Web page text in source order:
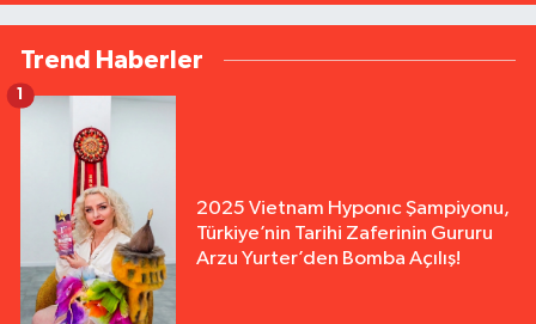
Trend Haberler
2025 Vietnam Hyponıc Şampiyonu,
Türkiye’nin Tarihi Zaferinin Gururu
Arzu Yurter’den Bomba Açılış!
1